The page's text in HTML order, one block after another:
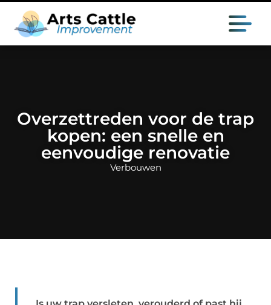
Overzettreden voor de trap
kopen: een snelle en
eenvoudige renovatie
Verbouwen